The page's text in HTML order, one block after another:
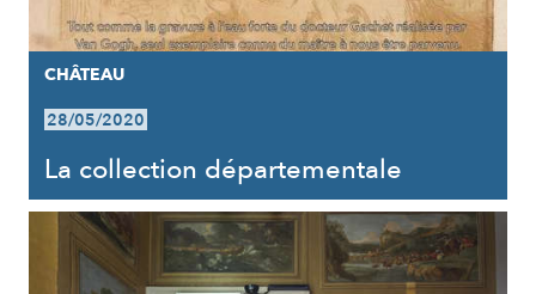
CHÂTEAU
28/05/2020
La collection départementale